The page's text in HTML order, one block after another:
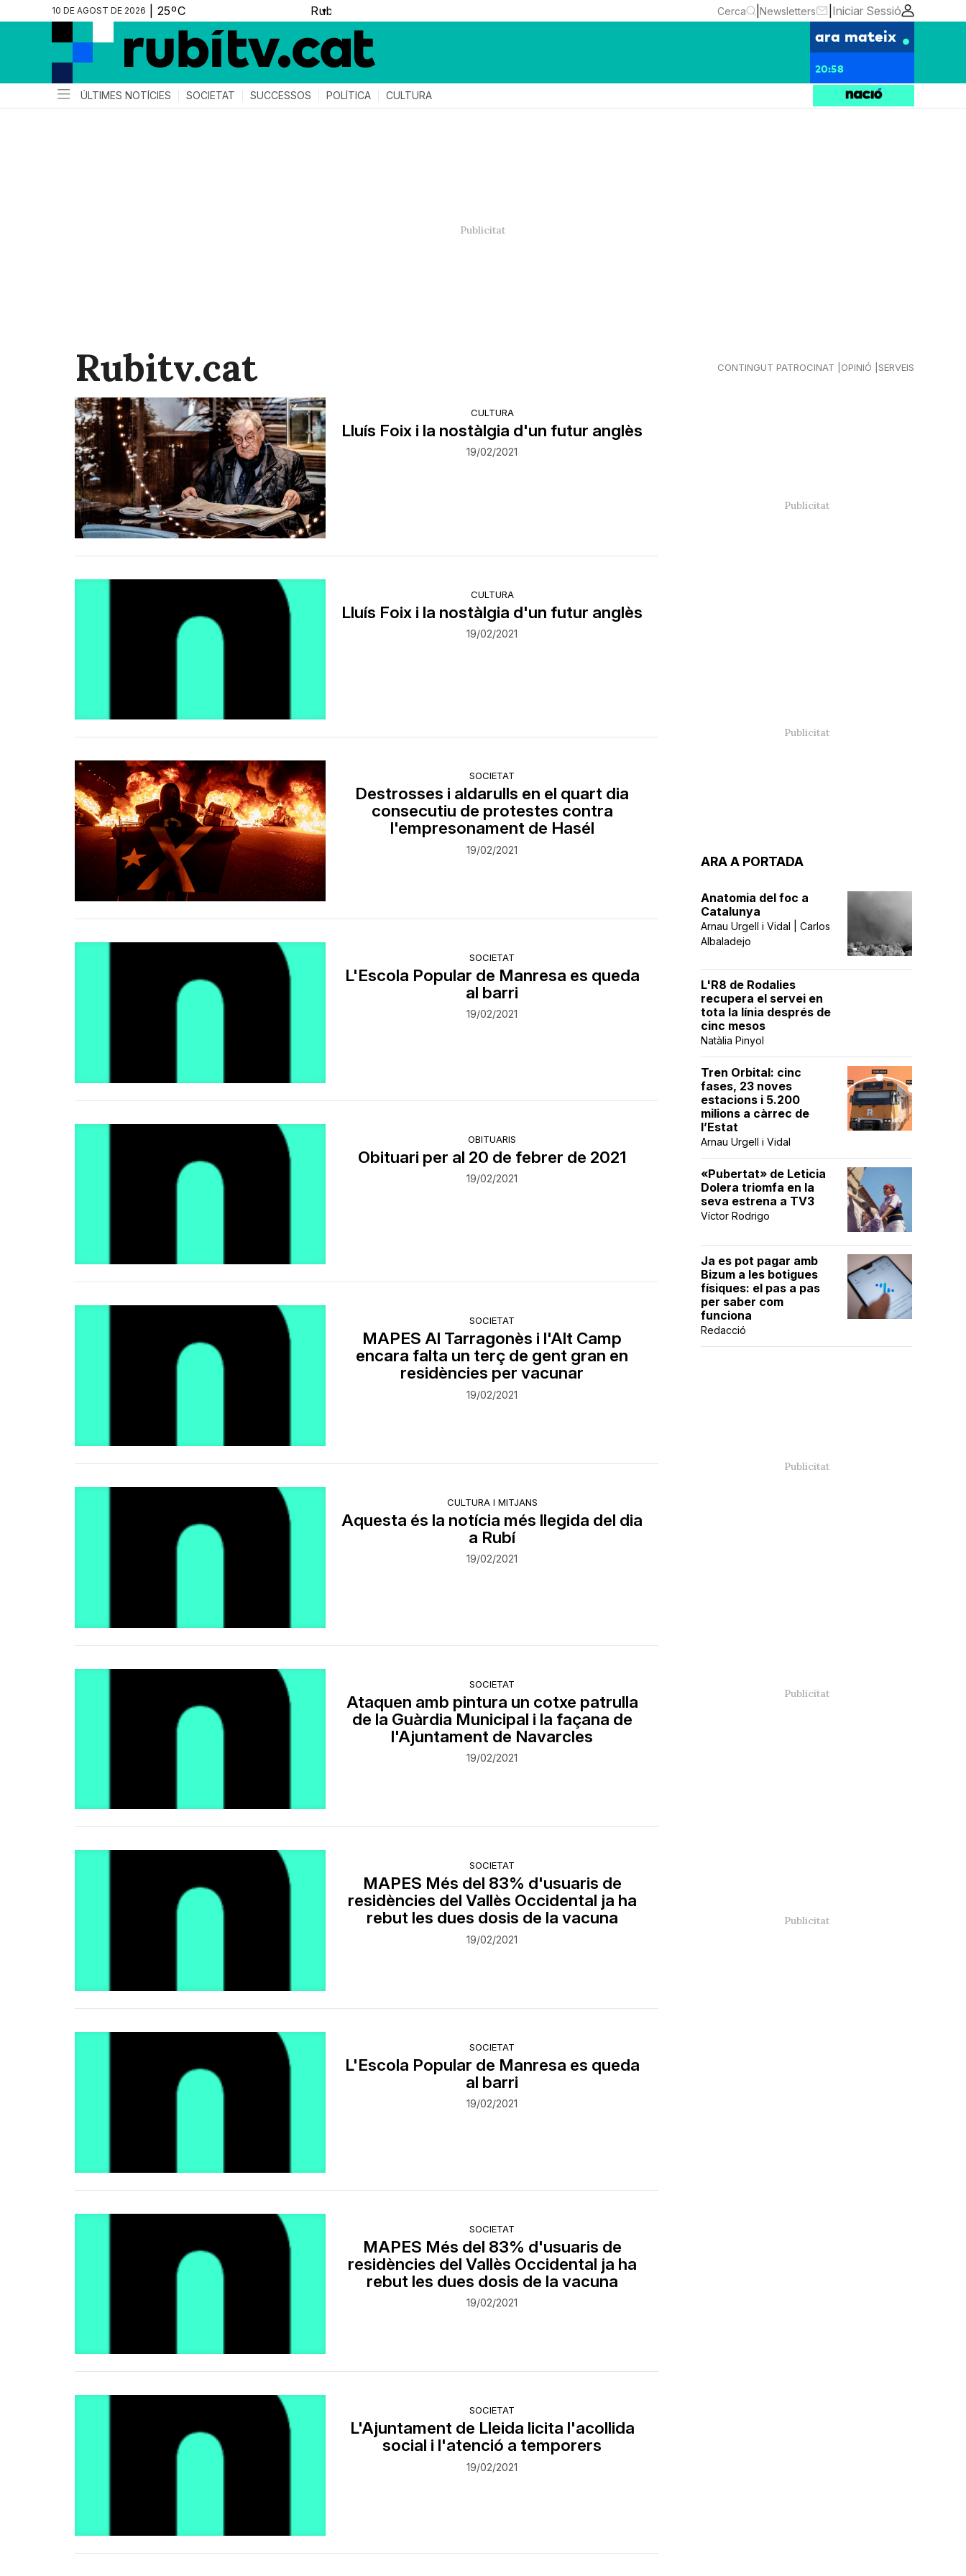
10 DE AGOST DE 2026 ▼ Cerca Newsletters Iniciar Sessió
ara mateix
20:58
ÚLTIMES NOTÍCIES SOCIETAT SUCCESSOS POLÍTICA CULTURA
Rubitv.cat CONTINGUT PATROCINAT OPINIÓ SERVEIS
CULTURA
Lluís Foix i la nostàlgia d'un futur anglès
19/02/2021
CULTURA
Lluís Foix i la nostàlgia d'un futur anglès
19/02/2021
SOCIETAT
Destrosses i aldarulls en el quart dia
consecutiu de protestes contra
l'empresonament de Hasél
19/02/2021
SOCIETAT
L'Escola Popular de Manresa es queda
al barri
19/02/2021
OBITUARIS
Obituari per al 20 de febrer de 2021
19/02/2021
SOCIETAT
MAPES Al Tarragonès i l'Alt Camp
encara falta un terç de gent gran en
residències per vacunar
19/02/2021
CULTURA I MITJANS
Aquesta és la notícia més llegida del dia
a Rubí
19/02/2021
SOCIETAT
Ataquen amb pintura un cotxe patrulla
de la Guàrdia Municipal i la façana de
l'Ajuntament de Navarcles
19/02/2021
SOCIETAT
MAPES Més del 83% d'usuaris de
residències del Vallès Occidental ja ha
rebut les dues dosis de la vacuna
19/02/2021
SOCIETAT
L'Escola Popular de Manresa es queda
al barri
19/02/2021
SOCIETAT
MAPES Més del 83% d'usuaris de
residències del Vallès Occidental ja ha
rebut les dues dosis de la vacuna
19/02/2021
SOCIETAT
L'Ajuntament de Lleida licita l'acollida
social i l'atenció a temporers
19/02/2021
ARA A PORTADA
Anatomia del foc a
Catalunya
Arnau Urgell i Vidal | Carlos
Albaladejo
L'R8 de Rodalies
recupera el servei en
tota la línia després de
cinc mesos
Natàlia Pinyol
Tren Orbital: cinc
fases, 23 noves
estacions i 5.200
milions a càrrec de
l’Estat
Arnau Urgell i Vidal
«Pubertat» de Leticia
Dolera triomfa en la
seva estrena a TV3
Víctor Rodrigo
Ja es pot pagar amb
Bizum a les botigues
físiques: el pas a pas
per saber com
funciona
Redacció